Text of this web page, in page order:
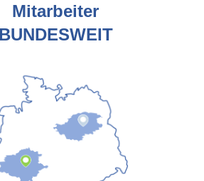
Mitarbeiter
BUNDESWEIT